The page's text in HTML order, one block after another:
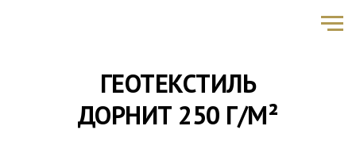
ГЕОТЕКСТИЛЬ
ДОРНИТ 250 Г/М²